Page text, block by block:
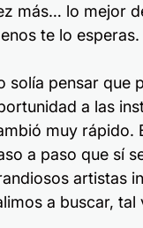
más… lo mejor
te lo esperas.
solía pensar que
a las
muy rápido.
a paso que sí
artistas
a buscar,